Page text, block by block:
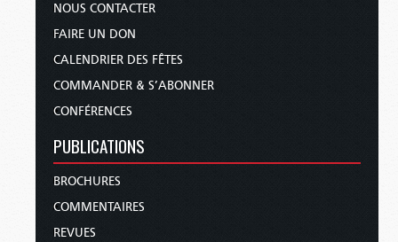
NOUS CONTACTER
FAIRE UN DON
CALENDRIER DES FÊTES
COMMANDER & S’ABONNER
CONFÉRENCES
PUBLICATIONS
BROCHURES
COMMENTAIRES
REVUES